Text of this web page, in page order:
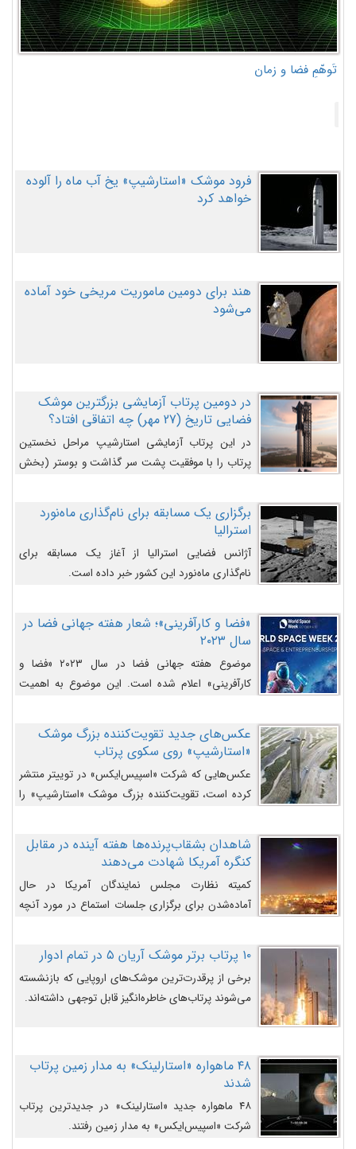
تَوهّمِ فضا و زمان
فرود موشک «استارشیپ» یخ آب ماه را آلوده
خواهد کرد
هند برای دومین ماموریت مریخی خود آماده
می‌شود
در دومین پرتاب آزمایشی بزرگترین موشک
فضایی تاریخ (27 مهر‌) چه اتفاقی افتاد؟
در این پرتاب آزمایشی استارشیپ مراحل نخستین
پرتاب را با موفقیت پشت سر گذاشت و بوستر (بخش
را وارد مسیر از پیش تعیین‌شده کند و سپس با یک
مکانیزم جدید با موفقیت از آن جدا شود. ‌
برگزاری یک مسابقه برای نام‌گذاری ماه‌نورد
استرالیا
آژانس فضایی استرالیا از آغاز یک مسابقه برای
نام‌گذاری ماه‌نورد این کشور خبر داده است.
«فضا و کارآفرینی»؛ شعار هفته جهانی فضا در
سال ۲۰۲۳
موضوع هفته جهانی فضا در سال ۲۰۲۳ «فضا و
کارآفرینی» اعلام شده است. این موضوع به اهمیت
روزافزون کارآفرینی در حوزه فضایی و مزایای جدیدی که
کارآفرینان این حوزه ایجاد می‌کنند، می‌پردازد.
عکس‌های جدید تقویت‌کننده بزرگ موشک
«استارشیپ» روی سکوی پرتاب
عکس‌هایی که شرکت «اسپیس‌ایکس» در توییتر منتشر
کرده است، تقویت‌کننده بزرگ موشک «استارشیپ» را
شاهدان بشقاب‌پرنده‌ها هفته آینده در مقابل
کنگره آمریکا شهادت می‌دهند
کمیته نظارت مجلس نمایندگان آمریکا در حال
آماده‌شدن برای برگزاری جلسات استماع در مورد آنچه
می‌دانند، است و قرار است افشاگران یوفوها هفته آینده
در مقابل آنها شهادت دهند.۱۰ پرتاب برتر موشک آریان ۵ در تمام ادوار
برخی از پرقدرت‌ترین موشک‌های اروپایی که بازنشسته
می‌شوند پرتاب‌های خاطره‌انگیز قابل توجهی داشته‌اند.
۴۸ ماهواره «استارلینک» به مدار زمین پرتاب
شدند
۴۸ ماهواره جدید «استارلینک» در جدیدترین پرتاب
شرکت «اسپیس‌ایکس» به مدار زمین رفتند.